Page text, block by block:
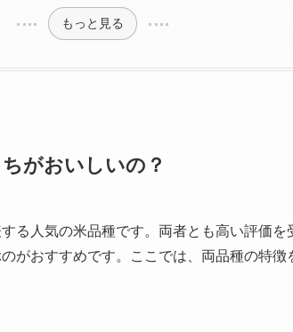
もっと見る
がおいしいの？
る人気の米品種です。両者とも高い評価
がおすすめです。ここでは、両品種の特徴